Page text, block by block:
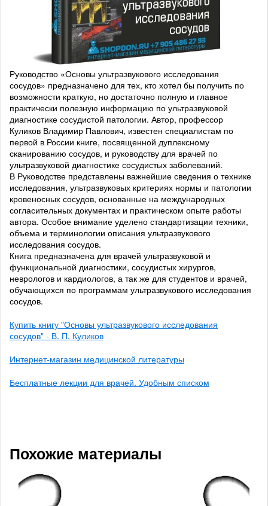
Руководство «Основы ультразвукового исследования
сосудов» предназначено для тех, кто хотел бы получить по
возможности краткую, но достаточно полную и главное
практически полезную информацию по ультразвуковой
диагностике сосудистой патологии. Автор, профессор
Куликов Владимир Павлович, известен специалистам по
первой в России книге, посвященной дуплексному
сканированию сосудов, и руководству для врачей по
ультразвуковой диагностике сосудистых заболеваний.
В Руководстве представлены важнейшие сведения о технике
исследования, ультразвуковых критериях нормы и патологии
кровеносных сосудов, основанные на международных
согласительных документах и практическом опыте работы
автора. Особое внимание уделено стандартизации техники,
объема и терминологии описания ультразвукового
исследования сосудов.
Книга предназначена для врачей ультразвуковой и
функциональной диагностики, сосудистых хирургов,
неврологов и кардиологов, а так же для студентов и врачей,
обучающихся по программам ультразвукового исследования
сосудов.
Купить книгу "Основы ультразвукового исследования
сосудов" - В. П. Куликов
Интернет-магазин медицинской литературы
Бесплатные лекции для врачей. Удобным списком
Похожие материалы